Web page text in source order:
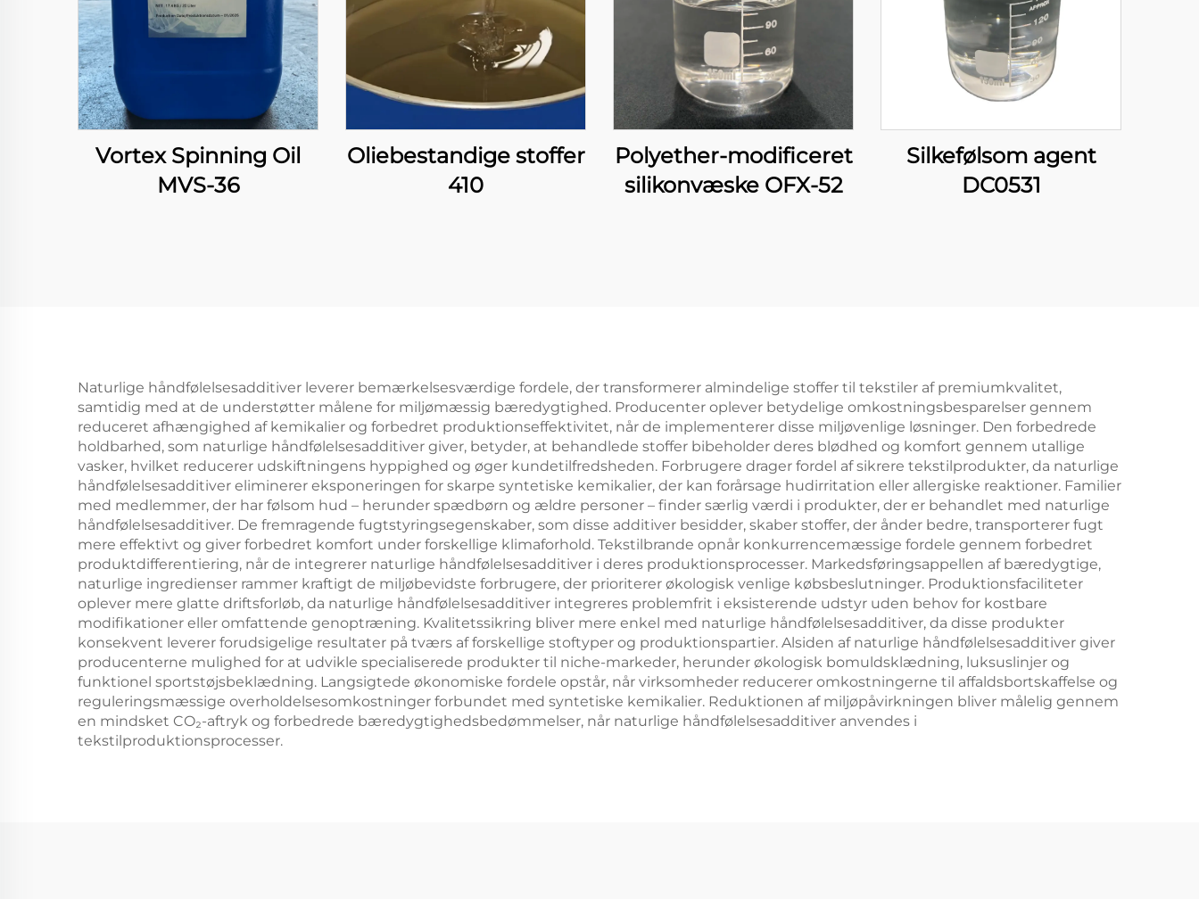
Vortex Spinning Oil
MVS-36
Oliebestandige stoffer
410
Polyether-modificeret
silikonvæske OFX-52
Silkefølsom agent
DC0531
Naturlige håndfølelsesadditiver leverer bemærkelsesværdige fordele, der transformerer almindelige stoffer til tekstiler af premiumkvalitet,
samtidig med at de understøtter målene for miljømæssig bæredygtighed. Producenter oplever betydelige omkostningsbesparelser gennem
reduceret afhængighed af kemikalier og forbedret produktionseffektivitet, når de implementerer disse miljøvenlige løsninger. Den forbedrede
holdbarhed, som naturlige håndfølelsesadditiver giver, betyder, at behandlede stoffer bibeholder deres blødhed og komfort gennem utallige
vasker, hvilket reducerer udskiftningens hyppighed og øger kundetilfredsheden. Forbrugere drager fordel af sikrere tekstilprodukter, da naturlige
håndfølelsesadditiver eliminerer eksponeringen for skarpe syntetiske kemikalier, der kan forårsage hudirritation eller allergiske reaktioner. Familier
med medlemmer, der har følsom hud – herunder spædbørn og ældre personer – finder særlig værdi i produkter, der er behandlet med naturlige
håndfølelsesadditiver. De fremragende fugtstyringsegenskaber, som disse additiver besidder, skaber stoffer, der ånder bedre, transporterer fugt
mere effektivt og giver forbedret komfort under forskellige klimaforhold. Tekstilbrande opnår konkurrencemæssige fordele gennem forbedret
produktdifferentiering, når de integrerer naturlige håndfølelsesadditiver i deres produktionsprocesser. Markedsføringsappellen af bæredygtige,
naturlige ingredienser rammer kraftigt de miljøbevidste forbrugere, der prioriterer økologisk venlige købsbeslutninger. Produktionsfaciliteter
oplever mere glatte driftsforløb, da naturlige håndfølelsesadditiver integreres problemfrit i eksisterende udstyr uden behov for kostbare
modifikationer eller omfattende genoptræning. Kvalitetssikring bliver mere enkel med naturlige håndfølelsesadditiver, da disse produkter
konsekvent leverer forudsigelige resultater på tværs af forskellige stoftyper og produktionspartier. Alsiden af naturlige håndfølelsesadditiver giver
producenterne mulighed for at udvikle specialiserede produkter til niche-markeder, herunder økologisk bomuldsklædning, luksuslinjer og
funktionel sportstøjsbeklædning. Langsigtede økonomiske fordele opstår, når virksomheder reducerer omkostningerne til affaldsbortskaffelse og
reguleringsmæssige overholdelsesomkostninger forbundet med syntetiske kemikalier. Reduktionen af miljøpåvirkningen bliver målelig gennem
en mindsket CO₂-aftryk og forbedrede bæredygtighedsbedømmelser, når naturlige håndfølelsesadditiver anvendes i
tekstilproduktionsprocesser.